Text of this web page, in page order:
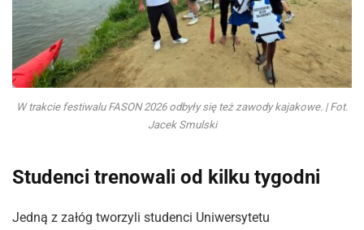
W trakcie festiwalu FASON 2026 odbyły się też zawody kajakowe. | Fot.
Jacek Smulski
Studenci trenowali od kilku tygodni
Jedną z załóg tworzyli studenci Uniwersytetu